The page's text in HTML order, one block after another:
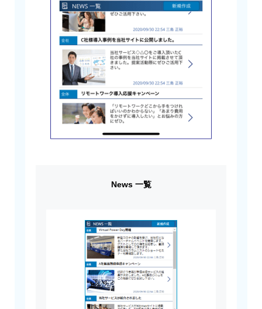
News 一覧